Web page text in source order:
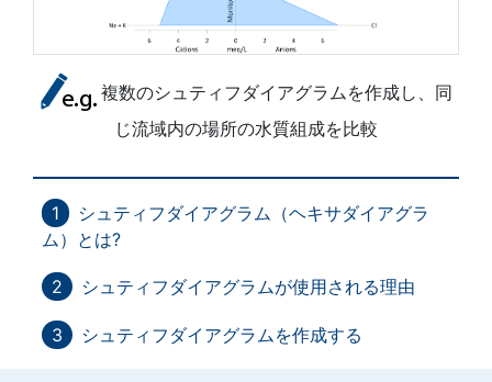
複数のシュティフダイアグラムを作成し、同
じ流域内の場所の水質組成を比較
シュティフダイアグラム（ヘキサダイアグラ
ム）とは?
シュティフダイアグラムが使用される理由
シュティフダイアグラムを作成する